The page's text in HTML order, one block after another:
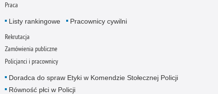
Praca
Listy rankingowe Pracownicy cywilni
Rekrutacja
Zamówienia publiczne
Policjanci i pracownicy
Doradca do spraw Etyki w Komendzie Stołecznej Policji
Równość płci w Policji